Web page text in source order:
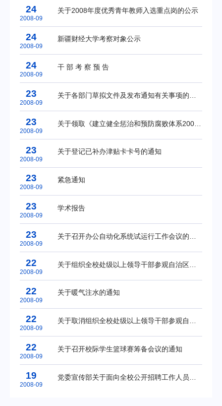
24
2008-09
关于2008年度优秀青年教师入选重点岗的公示
24
2008-09
新疆财经大学考察对象公示
24
2008-09
干 部 考 察 预 告
23
2008-09
23
2008-09
23
2008-09
关于登记已补办津贴卡卡号的通知
23
2008-09
紧急通知
23
2008-09
学术报告
23
2008-09
22
2008-09
22
2008-09
关于暖气注水的通知
22
2008-09
22
2008-09
关于召开校际学生篮球赛筹备会议的通知
19
2008-09